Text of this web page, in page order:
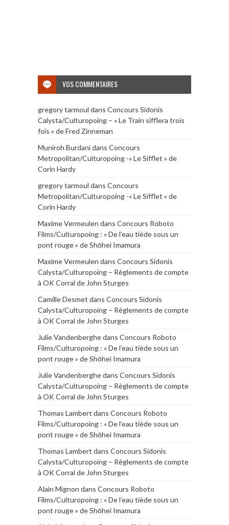
VOS COMMENTAIRES
gregory tarmoul dans Concours Sidonis
Calysta/Culturopoing – « Le Train sifflera trois
fois » de Fred Zinneman
Muniroh Burdanidans Concours
Metropolitan/Culturopoing -« Le Sifflet » de
Corin Hardy
gregory tarmoul dans Concours
Metropolitan/Culturopoing -« Le Sifflet » de
Corin Hardy
Maxime Vermeulen dans Concours Roboto
Films/Culturopoing : « De l’eau tiède sous un
pont rouge » de Shōhei Imamura
Maxime Vermeulen dans Concours Sidonis
Calysta/Culturopoing – Règlements de compte
à OK Corral de John Sturges
Camille Desmet dans Concours Sidonis
Calysta/Culturopoing – Règlements de compte
à OK Corral de John Sturges
Julie Vandenberghedans Concours Roboto
Films/Culturopoing : « De l’eau tiède sous un
pont rouge » de Shōhei Imamura
Julie Vandenberghedans Concours Sidonis
Calysta/Culturopoing – Règlements de compte
à OK Corral de John Sturges
Thomas Lambert dans Concours Roboto
Films/Culturopoing : « De l’eau tiède sous un
pont rouge » de Shōhei Imamura
Thomas Lambert dans Concours Sidonis
Calysta/Culturopoing – Règlements de compte
à OK Corral de John Sturges
Alain Mignon dans Concours Roboto
Films/Culturopoing : « De l’eau tiède sous un
pont rouge » de Shōhei Imamura